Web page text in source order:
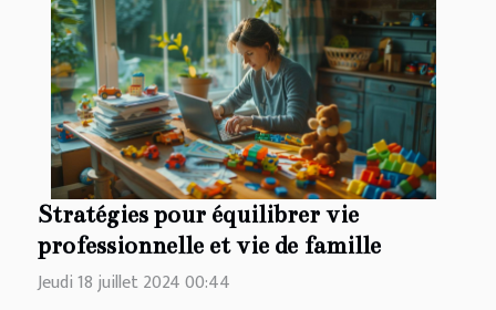
Stratégies pour équilibrer vie
professionnelle et vie de famille
Jeudi 18 juillet 2024 00:44